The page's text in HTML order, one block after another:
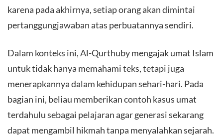
karena pada akhirnya, setiap orang akan dimintai
pertanggungjawaban atas perbuatannya sendiri.
Dalam konteks ini, Al-Qurthuby mengajak umat Islam
untuk tidak hanya memahami teks, tetapi juga
menerapkannya dalam kehidupan sehari-hari. Pada
bagian ini, beliau memberikan contoh kasus umat
terdahulu sebagai pelajaran agar generasi sekarang
dapat mengambil hikmah tanpa menyalahkan sejarah.